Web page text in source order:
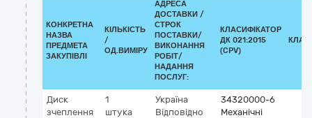
КОНКРЕТНА
НАЗВА
ПРЕДМЕТА
ЗАКУПІВЛІ
КІЛЬКІСТЬ
/
ОД.ВИМІРУ
АДРЕСА
ДОСТАВКИ /
СТРОК
ПОСТАВКИ/
ВИКОНАННЯ
РОБІТ/
НАДАННЯ
ПОСЛУГ:
КЛАСИФІКАТОР
ДК 021:2015
(CPV)
Диск
зчеплення
1
штука
Україна
Відповідно
34320000-6
Механічні